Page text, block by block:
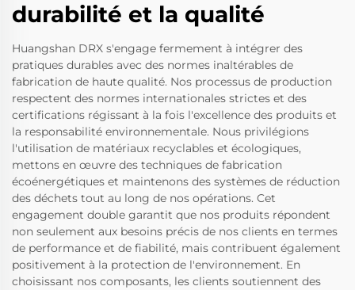
durabilité et la qualité
Huangshan DRX s'engage fermement à intégrer des
pratiques durables avec des normes inaltérables de
fabrication de haute qualité. Nos processus de production
respectent des normes internationales strictes et des
certifications régissant à la fois l'excellence des produits et
la responsabilité environnementale. Nous privilégions
l'utilisation de matériaux recyclables et écologiques,
mettons en œuvre des techniques de fabrication
écoénergétiques et maintenons des systèmes de réduction
des déchets tout au long de nos opérations. Cet
engagement double garantit que nos produits répondent
non seulement aux besoins précis de nos clients en termes
de performance et de fiabilité, mais contribuent également
positivement à la protection de l'environnement. En
choisissant nos composants, les clients soutiennent des